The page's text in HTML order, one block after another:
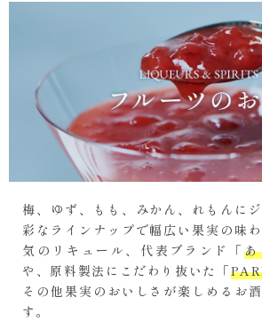
梅、ゆず、もも、みかん、れもんに
彩なラインナップで幅広い果実の味
気のリキュール、代表ブランド「 あ
や、原料製法にこだわり抜いた「
その他果実のおいしさが楽しめるお
す。